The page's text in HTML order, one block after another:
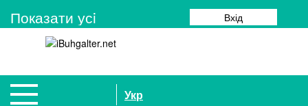
Показати усi Вхід
Укр